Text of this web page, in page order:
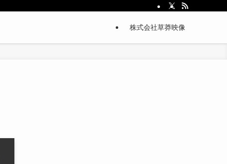
株式会社草莽映像